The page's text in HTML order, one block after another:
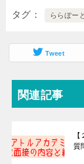
タグ ららぽー
Tweet
関連記事
質